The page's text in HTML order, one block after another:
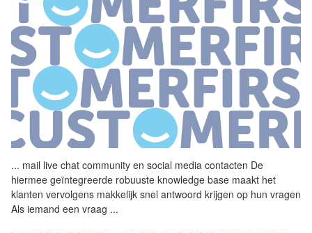
... mail live chat community en social media contacten De
hiermee geïntegreerde robuuste knowledge base maakt het
klanten vervolgens makkelijk snel antwoord krijgen op hun vragen
Als iemand een vraag ...